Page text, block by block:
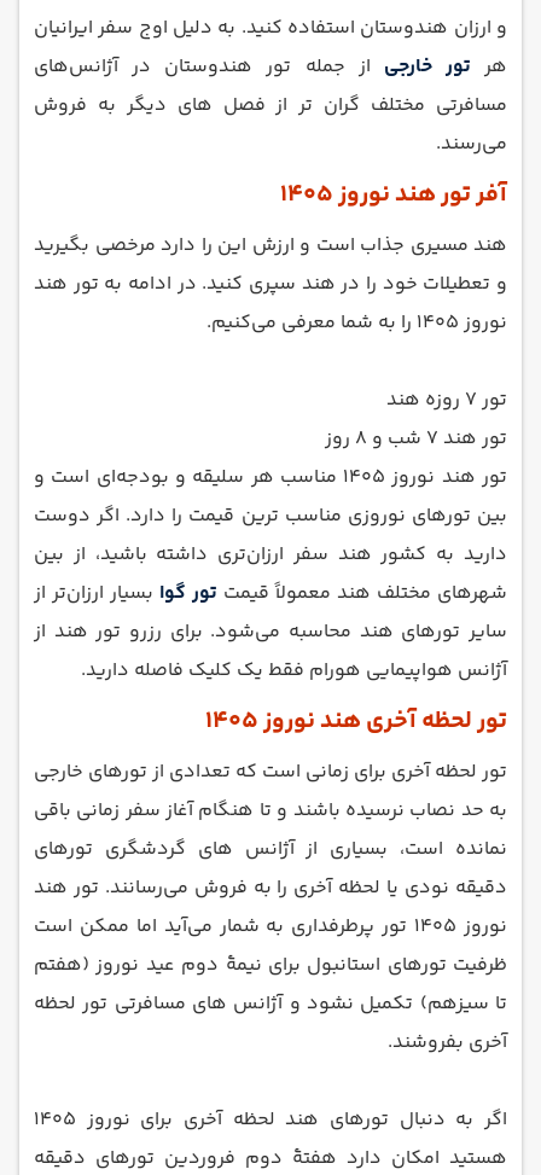
و ارزان هندوستان استفاده کنید. به دلیل اوج سفر ایرانیان
هر تور خارجی از جمله تور هندوستان در آژانس‌های
مسافرتی مختلف گران ‌تر از فصل ‌های دیگر به فروش
می‌رسند.
آفر تور هند نوروز 1405
هند مسیری جذاب است و ارزش این را دارد مرخصی بگیرید
و تعطیلات خود را در هند سپری کنید. در ادامه به تور هند
نوروز 1405 را به شما معرفی می‌کنیم.
تور 7 روزه هند
تور هند 7 شب و 8 روز
تور هند نوروز 1405 مناسب هر سلیقه و بودجه‌ای است و
بین تورهای نوروزی مناسب ترین قیمت را دارد. اگر دوست
دارید به کشور هند سفر ارزان‌تری داشته باشید، از بین
شهرهای مختلف هند معمولاً قیمت تور گوا بسیار ارزان‌تر از
سایر تورهای هند محاسبه می‌شود. برای رزرو تور هند از
آژانس هواپیمایی هورام فقط یک کلیک فاصله دارید.
تور لحظه آخری هند نوروز 1405
تور لحظه آخری برای زمانی است که تعدادی از تورهای خارجی
به حد نصاب نرسیده باشند و تا هنگام آغاز سفر زمانی باقی
نمانده است، بسیاری از آژانس‌ های گردشگری تورهای
دقیقه‌ نودی یا لحظه آخری را به فروش می‌رسانند. تور هند
نوروز 1405 تور پرطرفداری به شمار می‌آید اما ممکن است
ظرفیت تورهای استانبول برای نیمۀ دوم عید نوروز (هفتم
تا سیزهم) تکمیل نشود و آژانس ‌های مسافرتی تور لحظه
آخری بفروشند.
اگر به دنبال تورهای هند لحظه آخری برای نوروز 1405
هستید امکان دارد هفتۀ دوم فروردین تورهای دقیقه‌